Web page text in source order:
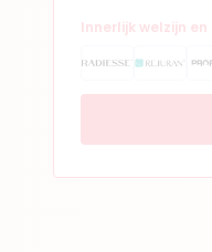
Innerlijk welzijn